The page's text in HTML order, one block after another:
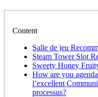
Content
Salle de jeu
Steam Tower Slot
Sweety Honey
How are you
l’excellent
processus?